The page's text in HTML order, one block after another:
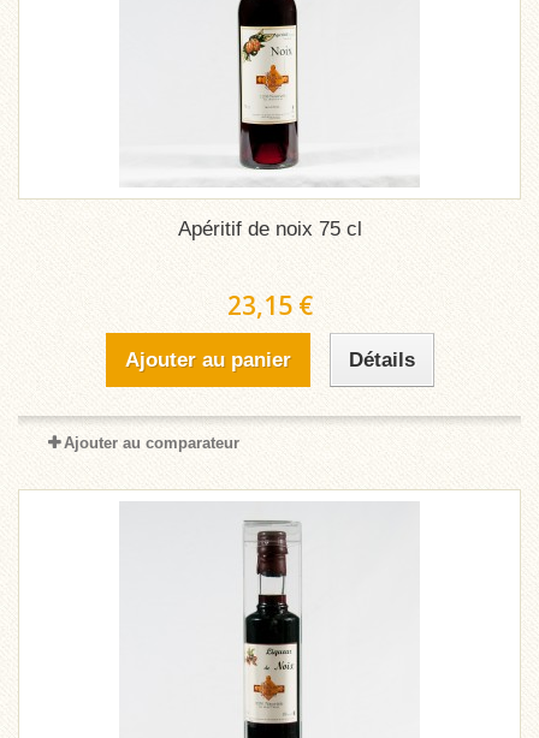
Apéritif de noix 75 cl
23,15 €
Ajouter au panier Détails
Ajouter au comparateur